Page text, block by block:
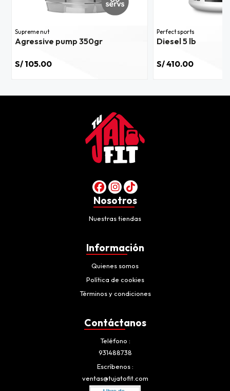
Supreme nut
Agressive pump 350gr
S/ 105.00
Perfect sports
Diesel 5 lb
S/ 410.00
Nosotros
Nuestras tiendas
Información
Quienes somos
Política de cookies
Términos y condiciones
Contáctanos
Teléfono
931488738
Escríbenos
ventas@tujatofit.com